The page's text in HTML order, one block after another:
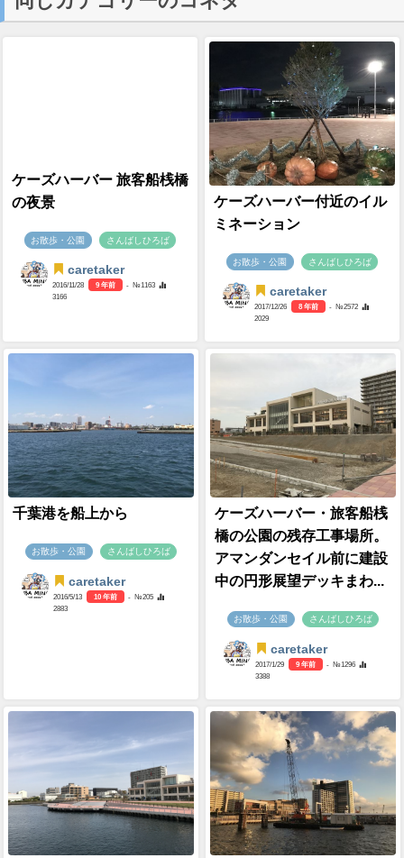
ケーズハーバー 旅客船桟橋
の夜景
お散歩・公園 さんばしひろば
caretaker
2016/11/28 9 年前
- №1163
3166
ケーズハーバー付近のイル
ミネーション
お散歩・公園 さんばしひろば
caretaker
2017/12/26 8 年前
- №2572
2029
千葉港を船上から
お散歩・公園 さんばしひろば
caretaker
2016/5/13 10 年前
- №205
2883
ケーズハーバー・旅客船桟
橋の公園の残存工事場所。
アマンダンセイル前に建設
中の円形展望デッキまわ...
お散歩・公園 さんばしひろば
caretaker
2017/1/29 9 年前
- №1296
3388